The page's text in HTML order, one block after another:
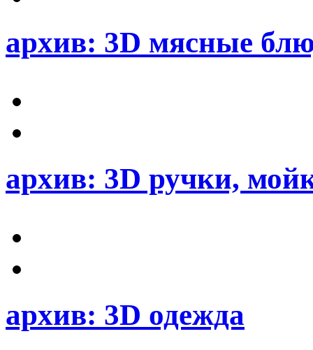
архив: 3D мясные
архив: 3D ручки,
архив: 3D одежда